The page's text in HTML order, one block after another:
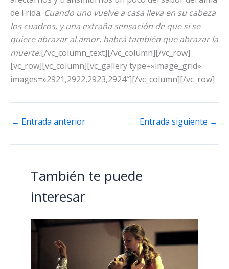
de Frida. Cuando uno vuelve a casa lleva en su cabeza
los cuadros, y una extraña sensación de que si se
quiere abrazar al amor, habrá también que abrazar la
muerte.[/vc_column_text][/vc_column][/vc_row]
[vc_row][vc_column][vc_gallery type=»image_grid»
images=»2921,2922,2923,2924″][/vc_column][/vc_row]
← Entrada anterior Entrada siguiente →
También te puede
interesar